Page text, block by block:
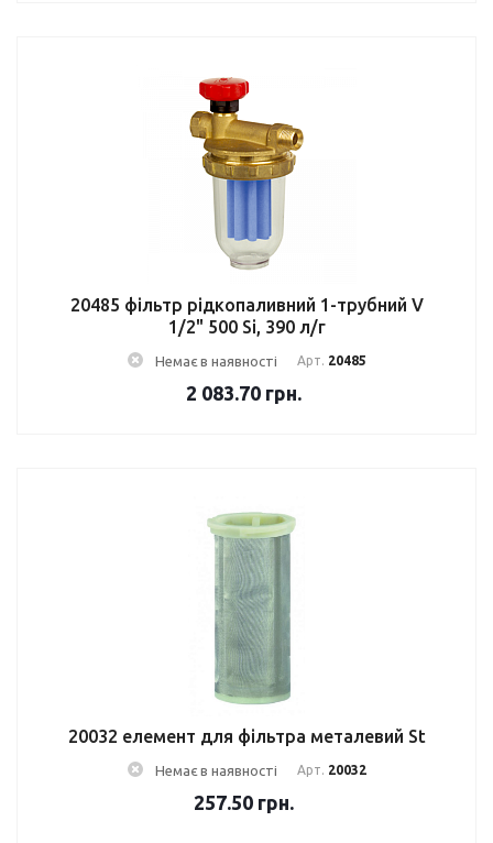
20485 фільтр рідкопаливний 1-трубний V
1/2" 500 Si, 390 л/г
Немає в наявності Арт. 20485
2 083.70 грн.
20032 елемент для фільтра металевий St
Немає в наявності Арт. 20032
257.50 грн.